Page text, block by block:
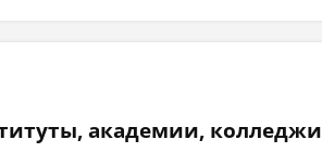
академии, колледжи